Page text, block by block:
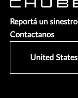
Reportá un sinestro
Contactanos
United States